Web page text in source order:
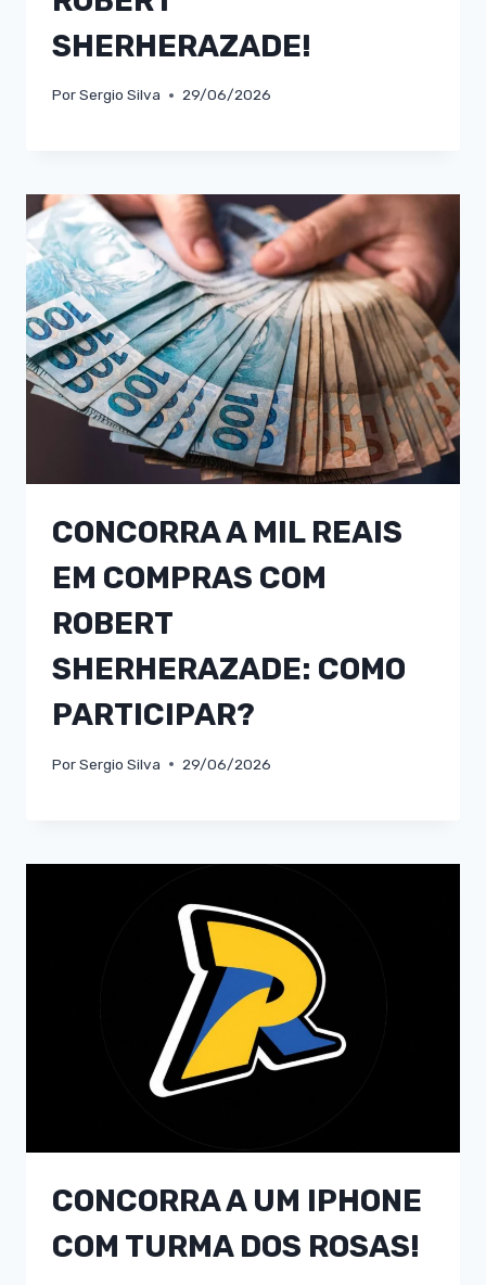
SHERHERAZADE!
PorSergio Silva 29/06/2026
CONCORRA A MIL REAIS
EM COMPRAS COM
ROBERT
SHERHERAZADE: COMO
PARTICIPAR?
PorSergio Silva 29/06/2026
CONCORRA A UM IPHONE
COM TURMA DOS ROSAS!